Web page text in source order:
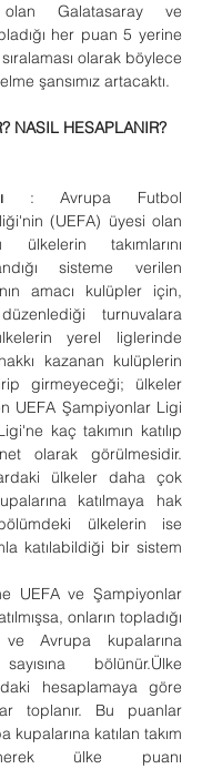
Galatasaray ve
her puan 5 yerine
olarak böylece
şansımız artacaktı.
NASIL HESAPLANIR?
: Avrupa Futbol
(UEFA) üyesi olan
takımlarını
sisteme verilen
amacı kulüpler için,
turnuvalara
yerel liglerinde
kazanan kulüplerin
girmeyeceği; ülkeler
UEFA Şampiyonlar Ligi
kaç takımın katılıp
net olarak görülmesidir.
ülkeler daha çok
katılmaya hak
ülkelerin ise
katılabildiği bir sistem
UEFA ve Şampiyonlar
onların topladığı
Avrupa kupalarına
bölünür.Ülke
hesaplamaya göre
toplanır. Bu puanlar
kupalarına katılan takım
ülke puanı